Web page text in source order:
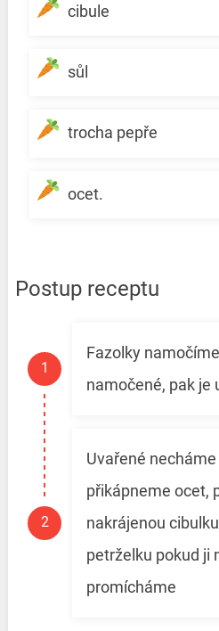
cibule
sůl
trocha pepře
ocet.
Postup receptu
Fazolky
namočené, pak je
Uvařené
přikápneme ocet,
nakrájenou
petrželku pokud ji
promícháme